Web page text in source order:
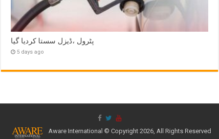
پٹرول ،ڈیزل سستا کردیا گیا
5 days ago
Aware International © Copyright 2026, All Rights Reserved